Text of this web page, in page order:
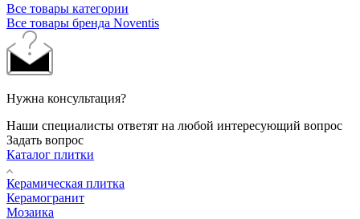
Все товары категории
Все товары бренда Noventis
Нужна консультация?
Наши специалисты ответят на любой интересующий вопрос
Задать вопрос
Каталог плитки
Керамическая плитка
Керамогранит
Мозаика